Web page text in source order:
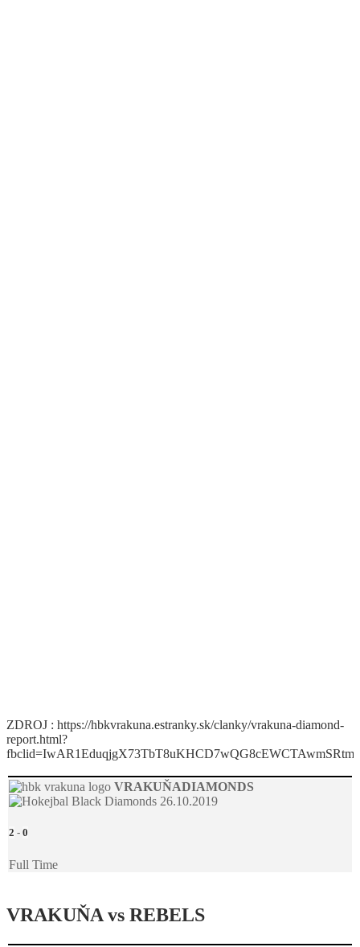
ZDROJ : https://hbkvrakuna.estranky.sk/clanky/vrakuna-diamond-
report.html?
VRAKUŇADIAMONDS
26.10.2019
2 - 0
Full Time
VRAKUŇA vs REBELS